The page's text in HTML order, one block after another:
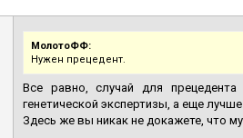
МолотоФФ:
Нужен прецедент.
Все равно, случай для
генетической экспертизы, а еще
Здесь же вы никак не докажете, что